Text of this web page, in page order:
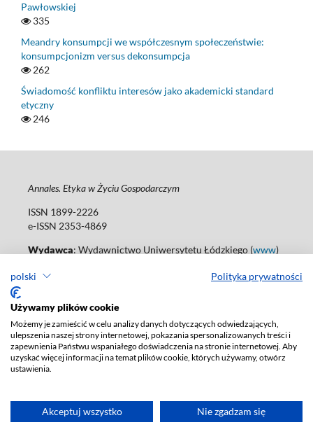
polski Polityka prywatności
Używamy plików cookie
Możemy je zamieścić w celu analizy danych dotyczących odwiedzających,
ulepszenia naszej strony internetowej, pokazania spersonalizowanych treści i
zapewnienia Państwu wspaniałego doświadczenia na stronie internetowej. Aby
uzyskać więcej informacji na temat plików cookie, których używamy, otwórz
ustawienia.
Akceptuj wszystko Nie zgadzam się
Pawłowskiej
335
Meandry konsumpcji we współczesnym społeczeństwie:
konsumpcjonizm versus dekonsumpcja
262
Świadomość konfliktu interesów jako akademicki standard
etyczny
246
Annales. Etyka w Życiu Gospodarczym
ISSN 1899-2226
e-ISSN 2353-4869
Wydawca: Wydawnictwo Uniwersytetu Łódzkiego (www)
Tel.: 42 235 01 65, fax: 42 66 55 86
Deklaracja dostępności